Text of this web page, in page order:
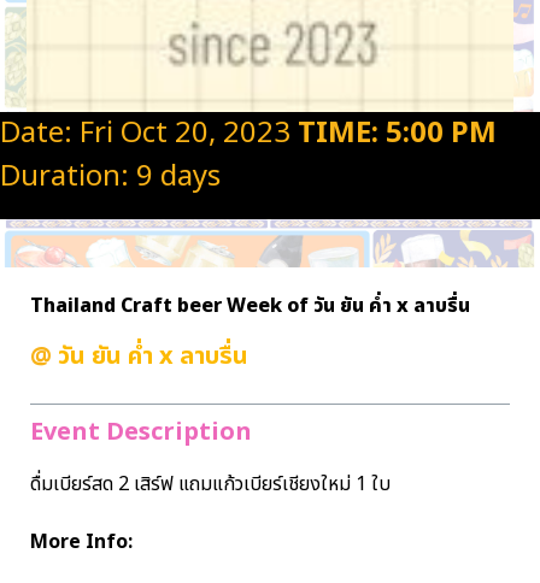
Date: Fri Oct 20, 2023 TIME: 5:00 PM
Duration: 9 days
Thailand Craft beer Week of วัน ยัน ค่ำ x ลาบรื่น
@ วัน ยัน ค่ำ x ลาบรื่น
Event Description
ดื่มเบียร์สด 2 เสิร์ฟ แถมแก้วเบียร์เชียงใหม่ 1 ใบ
More Info: